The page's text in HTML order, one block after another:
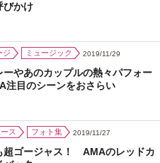
びかけ
ジ ミュージック 2019/11/29
ーやあのカップルの熱々パフォー
目のシーンをおさらい
ス フォト集 2019/11/27
超ゴージャス！ AMAのレッドカ